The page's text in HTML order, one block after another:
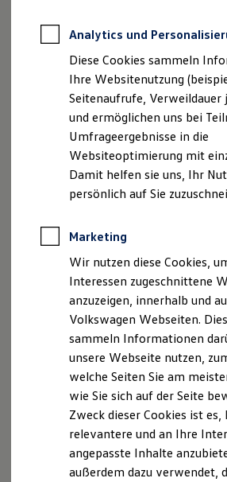
Professional Class bei
Behörden
Direktkunden
Sonderfahrzeuge
Anpfiff zum Gewinn
Elektromobilität
Elektroautos
ID. Tutorials
Elektrofahrzeugkonzepte
ID. EVERY1
Reichweite
Rekuperation
Laden unterwegs
Laden Zuhause
Ladestationen finden
Ladezeitensimulator
Batterie
Sicherheit
Nachhaltigkeit
Technologie
Kosten und Kauf
Kaufoptionen
E-Auto-Förderung
Software und Konnektivität
Die ID. Software 6
ID. Software Versionen
So geht neu. Klar im Design.
Entdecken Sie jetzt den neuen
Mehr zum ID.3 Neo erfahren
Analytics und
Diese Cookies sammeln
Ihre Websitenutzung
Seitenaufrufe, Verweildauer
und ermöglichen uns bei
Umfrageergebnisse in die
Websiteoptimierung mit
Damit helfen sie uns, Ihr
persönlich auf Sie
Marketing
Wir nutzen diese Cookies,
Interessen zugeschnittene
anzuzeigen, innerhalb und
Volkswagen Webseiten.
sammeln Informationen
unsere Webseite nutzen,
welche Seiten Sie am
wie Sie sich auf der Seite
Zweck dieser Cookies ist es,
relevantere und an Ihre
angepasste Inhalte
außerdem dazu verwendet,